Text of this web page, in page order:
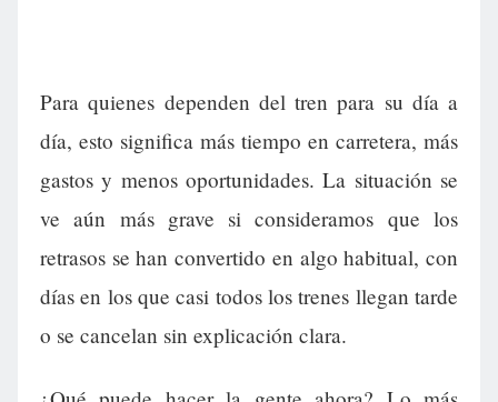
Para quienes dependen del tren para su día a
día, esto significa más tiempo en carretera, más
gastos y menos oportunidades. La situación se
ve aún más grave si consideramos que los
retrasos se han convertido en algo habitual, con
días en los que casi todos los trenes llegan tarde
o se cancelan sin explicación clara.